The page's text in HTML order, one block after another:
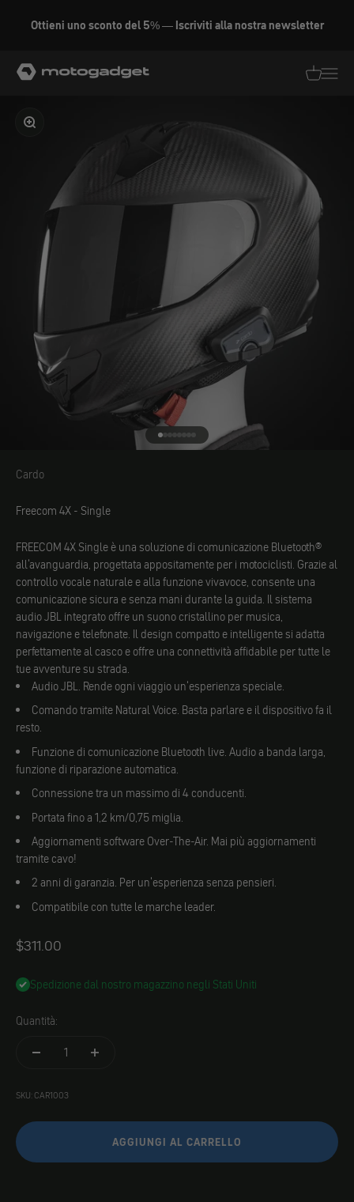
Ottieni uno sconto del 5% — Iscriviti alla nostra newsletter
motogadget GmbH
Ingrandire l'immagine
Vai all'elemento 1
Vai all'elemento 2
Vai all'elemento 3
Vai all'elemento 4
Vai all'elemento 5
Vai all'elemento 6
Vai all'elemento 7
Vai all'elemento 8
Cardo
Cardo
Freecom 4X - Single
FREECOM 4X Single è una soluzione di comunicazione Bluetooth®
all'avanguardia, progettata appositamente per i motociclisti. Grazie al
controllo vocale naturale e alla funzione vivavoce, consente una
comunicazione sicura e senza mani durante la guida. Il sistema
audio JBL integrato offre un suono cristallino per musica,
navigazione e telefonate. Il design compatto e intelligente si adatta
perfettamente al casco e offre una connettività affidabile per tutte le
tue avventure su strada.
Audio JBL. Rende ogni viaggio un'esperienza speciale.
Comando tramite Natural Voice. Basta parlare e il dispositivo fa il
resto.
Funzione di comunicazione Bluetooth live. Audio a banda larga,
funzione di riparazione automatica.
Connessione tra un massimo di 4 conducenti.
Portata fino a 1,2 km/0,75 miglia.
Aggiornamenti software Over-The-Air. Mai più aggiornamenti
tramite cavo!
2 anni di garanzia. Per un'esperienza senza pensieri.
Compatibile con tutte le marche leader.
Angebot
$311.00
Spedizione dal nostro magazzino negli Stati Uniti
Quantità:
SKU: CAR1003
AGGIUNGI AL CARRELLO